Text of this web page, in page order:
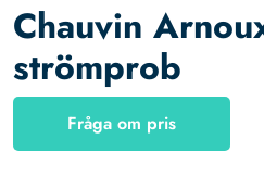
Chauvin
strömprob
Fråga om pris